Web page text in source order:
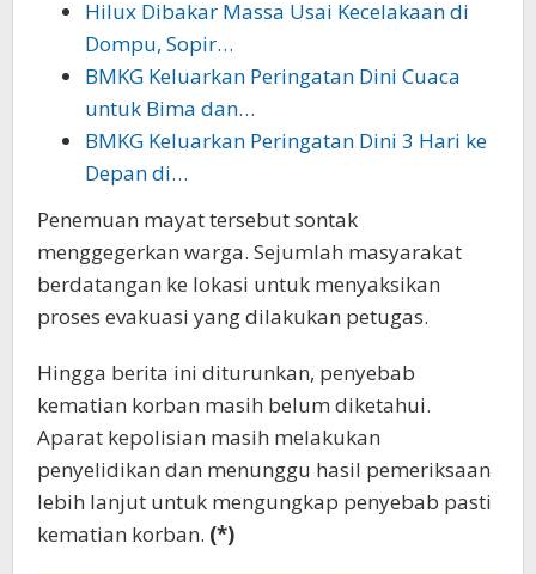
Hilux Dibakar Massa Usai Kecelakaan di
Dompu, Sopir…
BMKG Keluarkan Peringatan Dini Cuaca
untuk Bima dan…
BMKG Keluarkan Peringatan Dini 3 Hari ke
Depan di…
Penemuan mayat tersebut sontak
menggegerkan warga. Sejumlah masyarakat
berdatangan ke lokasi untuk menyaksikan
proses evakuasi yang dilakukan petugas.
Hingga berita ini diturunkan, penyebab
kematian korban masih belum diketahui.
Aparat kepolisian masih melakukan
penyelidikan dan menunggu hasil pemeriksaan
lebih lanjut untuk mengungkap penyebab pasti
kematian korban. (*)